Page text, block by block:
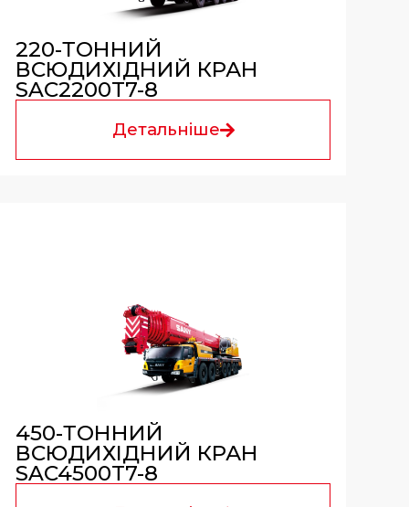
220-ТОННИЙ
ВСЮДИХІДНИЙ КРАН
SAC2200T7-8
Детальніше
450-ТОННИЙ
ВСЮДИХІДНИЙ КРАН
SAC4500T7-8